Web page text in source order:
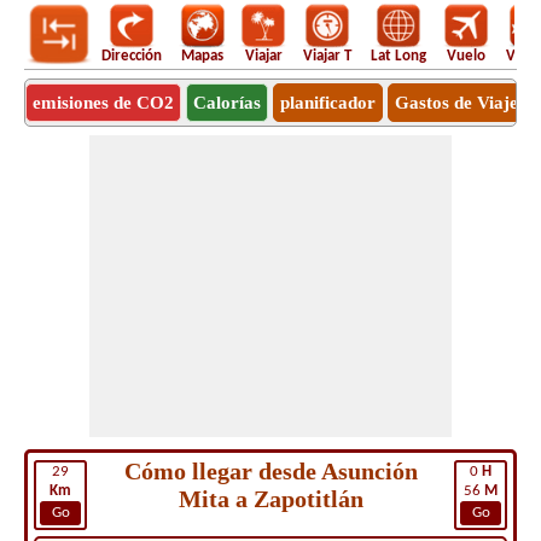
Dirección Mapas Viajar Viajar T Lat Long Vuelo
emisiones de CO2 Calorías planificador Gastos de Viaje
29
Km
Go
0 H
56 M
Go
Cómo llegar desde Asunción
Mita a Zapotitlán